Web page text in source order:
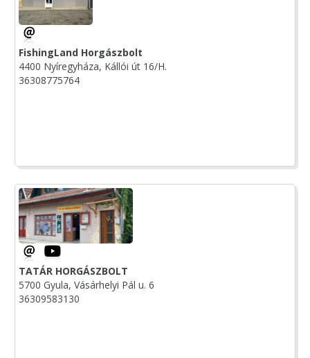
FishingLand Horgászbolt
4400 Nyíregyháza, Kállói út 16/H.
36308775764
TATÁR HORGÁSZBOLT
5700 Gyula, Vásárhelyi Pál u. 6
36309583130